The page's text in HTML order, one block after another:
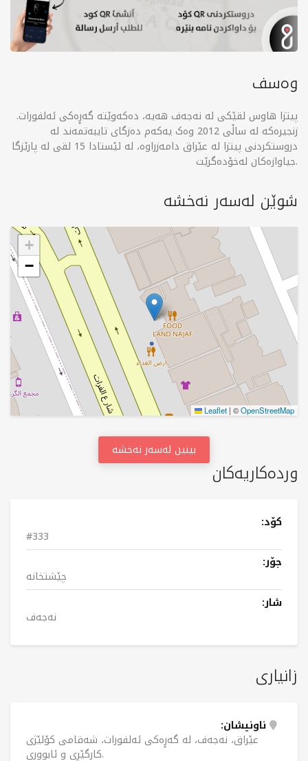
وردەکاریەکان
کۆد:
#333
جۆر:
چێشتخانە
شار:
نەجەف
زانیاری
ناونیشان:
عێراق، نەجەف، لە گەڕەکی ئەلفورات، شەقامی کۆلێژی
کارگێڕی و ئابووری.
وەسف
پیتزا هاوس لقێکی لە نەجەف هەیە، دەکەوێتە گەڕەکی ئەلفورات.
زنجیرەکە لە ساڵی 2012 وەک یەکەم دەزگای تایبەتمەند لە
دروستکردنی پیتزا لە عێراق دامەزراوە، لە ئێستادا 15 لقی لە پارێزگا
جیاوازەکان لەخۆدەگرێت.
شوێن لەسەر نەخشە
+
−
Leaflet | ©OpenStreetMap
بینین لەسەر نەخشە